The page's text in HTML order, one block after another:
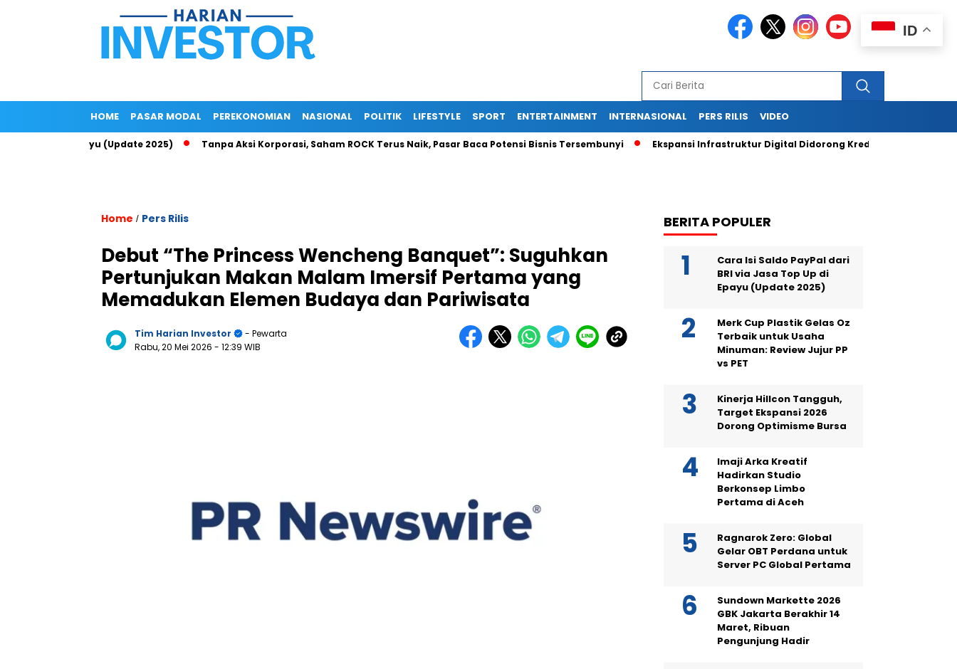
HOME PASAR MODAL PEREKONOMIAN NASIONAL POLITIK LIFESTYLE SPORT ENTERTAINMENT INTERNASIONAL PERS RILIS VIDEO
Up di Epayu (Update 2025) Tanpa Aksi Korporasi, Saham ROCK Terus Naik, Pasar Baca Potensi Bisnis Tersembunyi Ekspansi Infrastruktur Digital Didorong Kredit Rp400 Miliar TOWR
Home / Pers Rilis
Debut “The Princess Wencheng Banquet”: Suguhkan
Pertunjukan Makan Malam Imersif Pertama yang
Memadukan Elemen Budaya dan Pariwisata
Tim Harian Investor
- Pewarta
Rabu, 20 Mei 2026 - 12:39 WIB
BERITA POPULER
Cara Isi Saldo PayPal dari
BRI via Jasa Top Up di
Epayu (Update 2025)
Merk Cup Plastik Gelas Oz
Terbaik untuk Usaha
Minuman: Review Jujur PP
vs PET
Kinerja Hillcon Tangguh,
Target Ekspansi 2026
Dorong Optimisme Bursa
Imaji Arka Kreatif
Hadirkan Studio
Berkonsep Limbo
Pertama di Aceh
Ragnarok Zero: Global
Gelar OBT Perdana untuk
Server PC Global Pertama
Sundown Markette 2026
GBK Jakarta Berakhir 14
Maret, Ribuan
Pengunjung Hadir
ID